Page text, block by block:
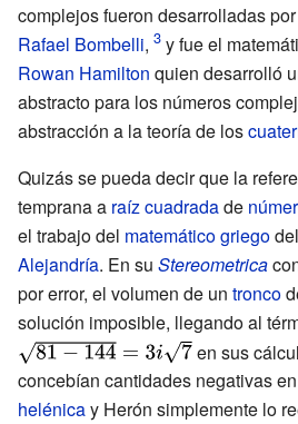
complejos fueron desarrolladas
Rafael Bombelli, y fue el
Rowan Hamilton quien desarrolló
abstracto para los números
abstracción a la teoría de los
Quizás se pueda decir que la
temprana a raíz cuadradade
el trabajo del matemático griegodel
Alejandría. En su Stereometrica
por error, el volumen de un tronco
solución imposible, llegando al
en sus
concebían cantidades negativas
helénicay Herón simplemente lo